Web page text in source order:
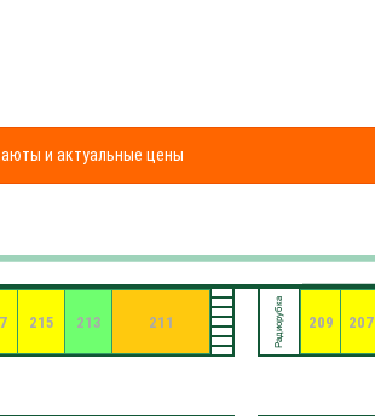
и актуальные цены
207
209
211
213
215